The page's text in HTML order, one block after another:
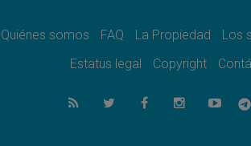
07.08.2026
el compromiso del cristiano"
La matanza de niños en Gaza
muertos en 300 días
Quiénes somos FAQ La Propiedad Los
Estatus legal
Copyright